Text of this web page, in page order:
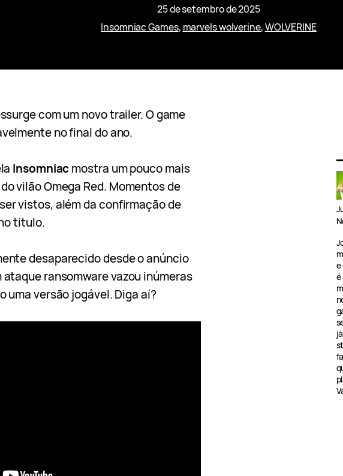
25 de setembro de 2025
Insomniac Games, marvels wolverine, WOLVERINE
com um novo trailer. O game
no final do ano.
Insomniacmostra um pouco mais
vilão Omega Red. Momentos de
vistos, além da confirmação de
título.
desaparecido desde o anúncio
ataque ransomware vazou inúmeras
uma versão jogável. Diga aí?
e
é